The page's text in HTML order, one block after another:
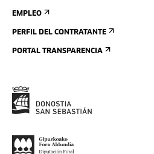
EMPLEO
PERFIL DEL CONTRATANTE
PORTAL TRANSPARENCIA